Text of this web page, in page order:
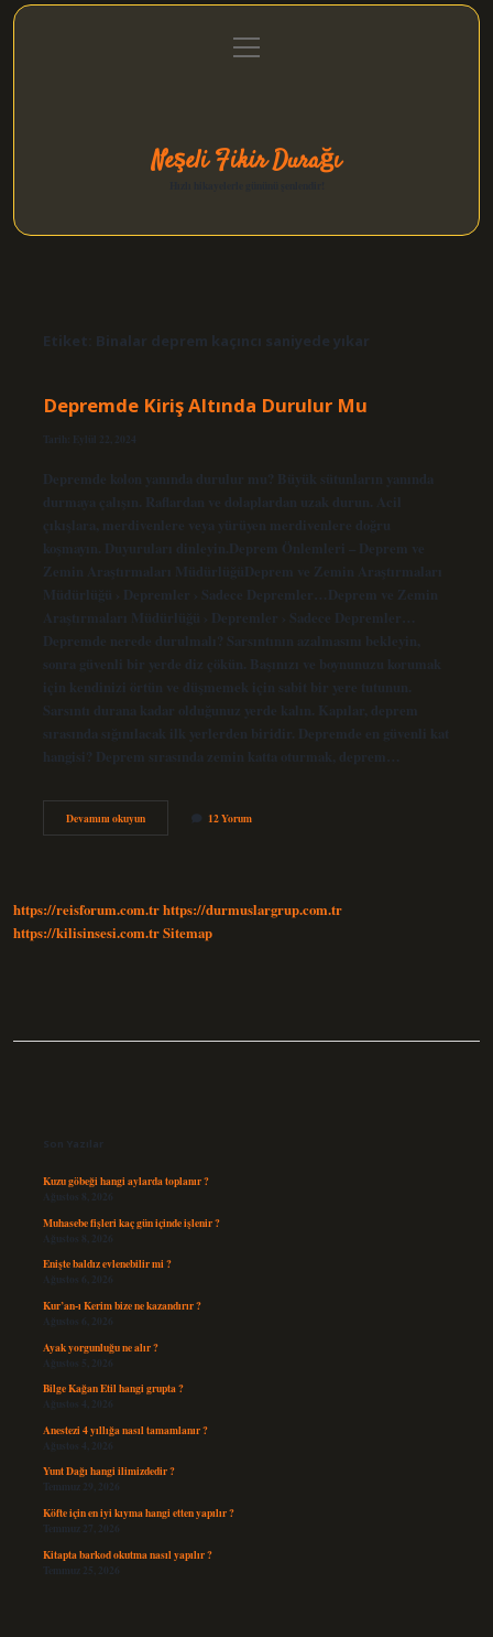
Gizlilik Politikası
menüyü
aç
Neşeli Fikir Durağı
Etiket: Binalar deprem kaçıncı saniyede yıkar
Depremde Kiriş Altında Durulur Mu
Tarih: Eylül 22, 2024
Depremde kolon yanında durulur mu? Büyük sütunların yanında
durmaya çalışın. Raflardan ve dolaplardan uzak durun. Acil
çıkışlara, merdivenlere veya yürüyen merdivenlere doğru
koşmayın. Duyuruları dinleyin.Deprem Önlemleri – Deprem ve
Zemin Araştırmaları MüdürlüğüDeprem ve Zemin Araştırmaları
Müdürlüğü › Depremler › Sadece Depremler…Deprem ve Zemin
Araştırmaları Müdürlüğü › Depremler › Sadece Depremler…
Depremde nerede durulmalı? Sarsıntının azalmasını bekleyin,
sonra güvenli bir yerde diz çökün. Başınızı ve boynunuzu korumak
için kendinizi örtün ve düşmemek için sabit bir yere tutunun.
Sarsıntı durana kadar olduğunuz yerde kalın. Kapılar, deprem
sırasında sığınılacak ilk yerlerden biridir. Depremde en güvenli kat
hangisi? Deprem sırasında zemin katta oturmak, deprem…
Devamını okuyunDepremde
Kiriş
12 Yorum
https://reisforum.com.trhttps://durmuslargrup.com.tr
https://kilisinsesi.com.trSitemap
Son Yazılar
Kuzu göbeği hangi aylarda toplanır ?
Ağustos 8, 2026
Muhasebe fişleri kaç gün içinde işlenir ?
Ağustos 8, 2026
Enişte baldız evlenebilir mi ?
Ağustos 6, 2026
Kur’an-ı Kerim bize ne kazandırır ?
Ağustos 6, 2026
Ayak yorgunluğu ne alır ?
Ağustos 5, 2026
Bilge Kağan Etil hangi grupta ?
Ağustos 4, 2026
Anestezi 4 yıllığa nasıl tamamlanır ?
Ağustos 4, 2026
Yunt Dağı hangi ilimizdedir ?
Temmuz 29, 2026
Köfte için en iyi kıyma hangi etten yapılır ?
Temmuz 27, 2026
Kitapta barkod okutma nasıl yapılır ?
Temmuz 25, 2026